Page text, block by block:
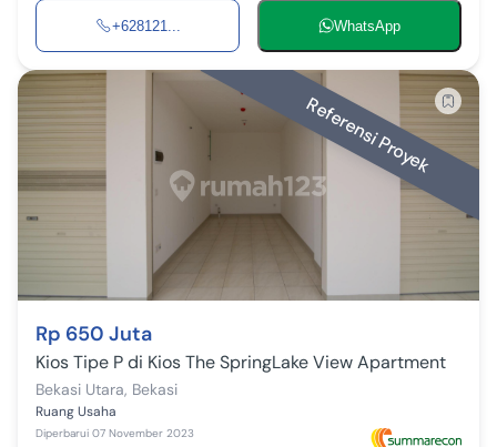
+628121... WhatsApp
Referensi Proyek
Rp 650 Juta
Kios Tipe P di Kios The SpringLake View Apartment
Bekasi Utara, Bekasi
Ruang Usaha
Diperbarui 07 November 2023